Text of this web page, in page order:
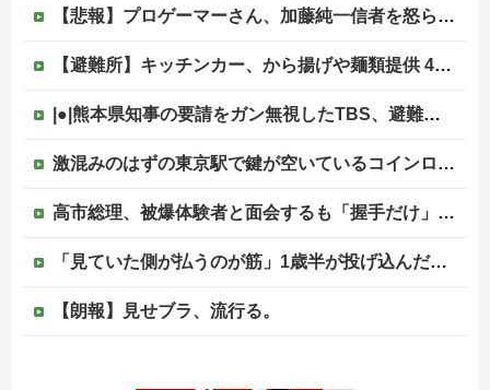
【悲報】プロゲーマーさん、加藤純一信者を怒らせてしまった結果、好き嫌い5位にwwwwwwww
【避難所】キッチンカー、から揚げや麺類提供 40代女性「最高、パン中心の生活には飽き飽きしていて、野菜不足も感じていた」→時事通信タイトル「パンに飽き飽き」他
|●|熊本県知事の要請をガン無視したTBS、避難所に取材班が押し入ってプライバシーに全く配慮しない報道を……
激混みのはずの東京駅で鍵が空いているコインロッカーが散見、「ラッキー」と思って中を確認してみると……
高市総理、被爆体験者と面会するも「握手だけ」←何のために会うんだよ…
「見ていた側が払うのが筋」1歳半が投げ込んだ12万円のスマホ、半額提示した母親は冷たい？
【朗報】見せブラ、流行る。